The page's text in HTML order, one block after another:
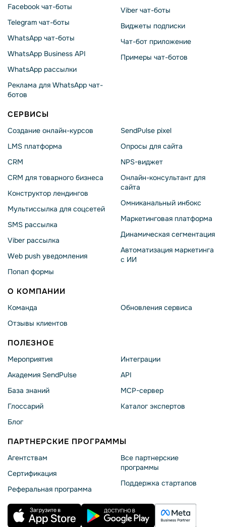
Facebook чат-боты
Telegram чат-боты
WhatsApp чат-боты
WhatsApp Business API
WhatsApp рассылки
Реклама для WhatsApp чат-
ботов
Viber чат-боты
Виджеты подписки
Чат-бот приложение
Примеры чат-ботов
СЕРВИСЫ
Создание онлайн-курсов
LMS платформа
CRM
CRM для товарного бизнеса
Конструктор лендингов
Мультиссылка для соцсетей
SMS рассылка
Viber рассылка
Web push уведомления
Попап формы
SendPulse pixel
Опросы для сайта
NPS-виджет
Онлайн-консультант для
сайта
Омниканальный инбокс
Маркетинговая платформа
Динамическая сегментация
Автоматизация маркетинга
с ИИ
О КОМПАНИИ
Команда
Отзывы клиентов
Обновления сервиса
ПОЛЕЗНОЕ
Мероприятия
Академия SendPulse
База знаний
Глоссарий
Блог
Интеграции
API
MCP-сервер
Каталог экспертов
ПАРТНЕРСКИЕ ПРОГРАММЫ
Агентствам
Сертификация
Реферальная программа
Все партнерские
программы
Поддержка стартапов